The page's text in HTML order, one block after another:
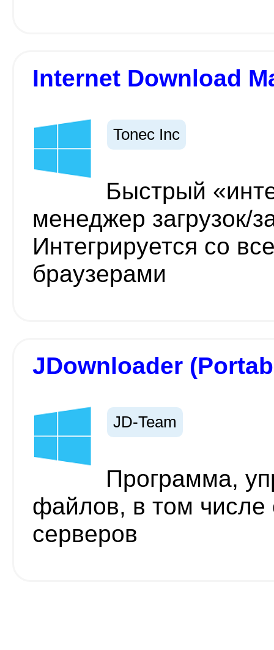
Internet Download
Tonec Inc
Быстрый
менеджер загрузок/
Интегрируется со
браузерами
JDownloader
JD-Team
Программа,
файлов, в том
серверов